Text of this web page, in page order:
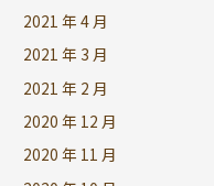
2021 年 4 月
2021 年 3 月
2021 年 2 月
2020 年 12 月
2020 年 11 月